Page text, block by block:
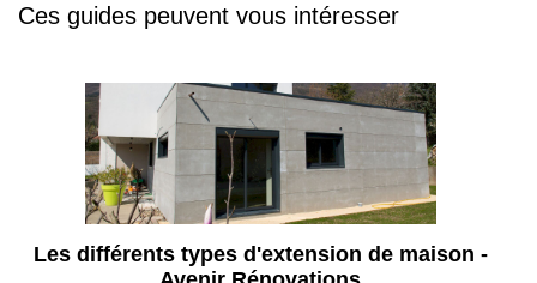
Ces guides peuvent vous intéresser
Les différents types d'extension de maison -